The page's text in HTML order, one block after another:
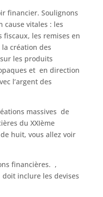
financier. Soulignons
cause vitales : les
fiscaux, les remises en
création des
les produits
et en direction
l’argent des
massives de
du XXIème
huit, vous allez voir
financières. ,
inclure les devises